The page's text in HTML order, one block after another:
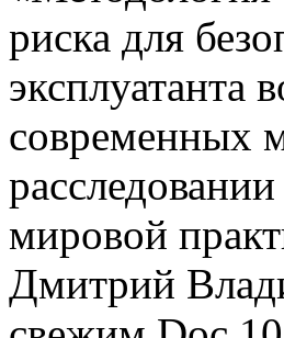
риска для
эксплуатанта
современных
мировой
Дмитрий